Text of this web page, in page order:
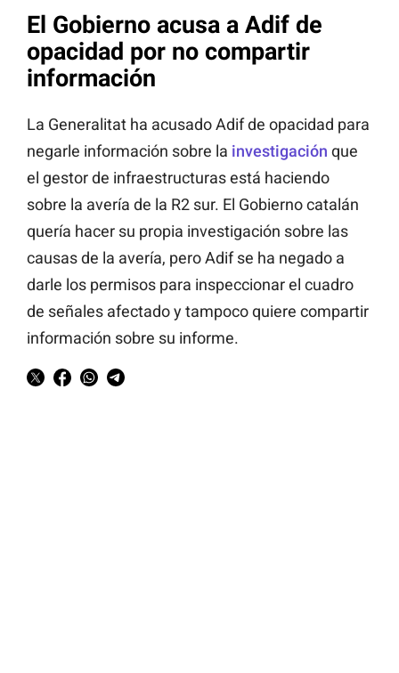
El Gobierno acusa a Adif de
opacidad por no compartir
información
La Generalitat ha acusado Adif de opacidad para
negarle información sobre la investigación que
el gestor de infraestructuras está haciendo
sobre la avería de la R2 sur. El Gobierno catalán
quería hacer su propia investigación sobre las
causas de la avería, pero Adif se ha negado a
darle los permisos para inspeccionar el cuadro
de señales afectado y tampoco quiere compartir
información sobre su informe.